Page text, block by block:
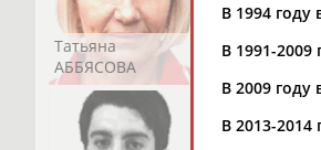
Татьяна
АББЯСОВА
Акжана
В 1994 году
В 1991-
В 2009
В 2013-